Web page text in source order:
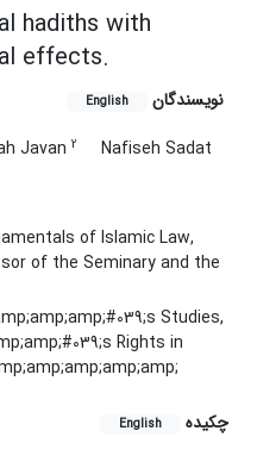
hadiths with
effects.
نویسندگان English
Javan 2
Nafiseh Sadat
of Islamic Law,
of the Seminary and the
Studies,
Rights in
چکیده
English